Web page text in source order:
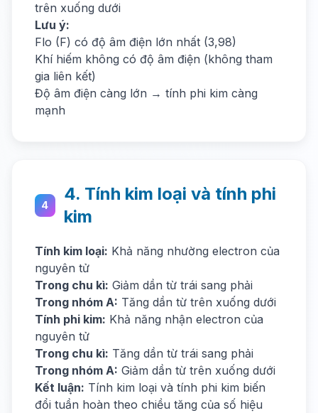
trên xuống dưới
Lưu ý:
Flo (F) có độ âm điện lớn nhất (3,98)
Khí hiếm không có độ âm điện (không tham
gia liên kết)
Độ âm điện càng lớn → tính phi kim càng
mạnh
4
4. Tính kim loại và tính phi
kim
Tính kim loại: Khả năng nhường electron của
nguyên tử
Trong chu kì: Giảm dần từ trái sang phải
Trong nhóm A: Tăng dần từ trên xuống dưới
Tính phi kim: Khả năng nhận electron của
nguyên tử
Trong chu kì: Tăng dần từ trái sang phải
Trong nhóm A: Giảm dần từ trên xuống dưới
Kết luận: Tính kim loại và tính phi kim biến
đổi tuần hoàn theo chiều tăng của số hiệu